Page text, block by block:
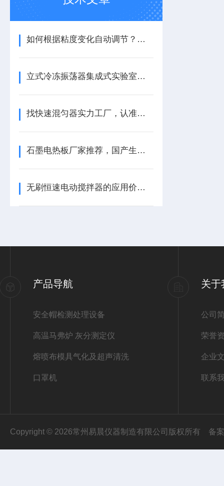
如何根据粘度变化自动调节？恒速搅拌器的自适应控制策略
立式冷冻振荡器集成式实验室处理设备，同时整合低温冷冻存储等功能
找快速混匀器实力工厂，认准易晨仪器
石墨电热板厂家推荐，国产生产商选易晨仪器
无刷恒速电动搅拌器的应用价值与使用要点
产品导航
安全帽检测处理设备
高温马弗炉 灰分测定仪
熔喷布模具气化及超声清洗
口罩机
关于
公司
荣誉
企业
联系
Copyright © 2026常州易晨仪器制造有限公司版权所有 备